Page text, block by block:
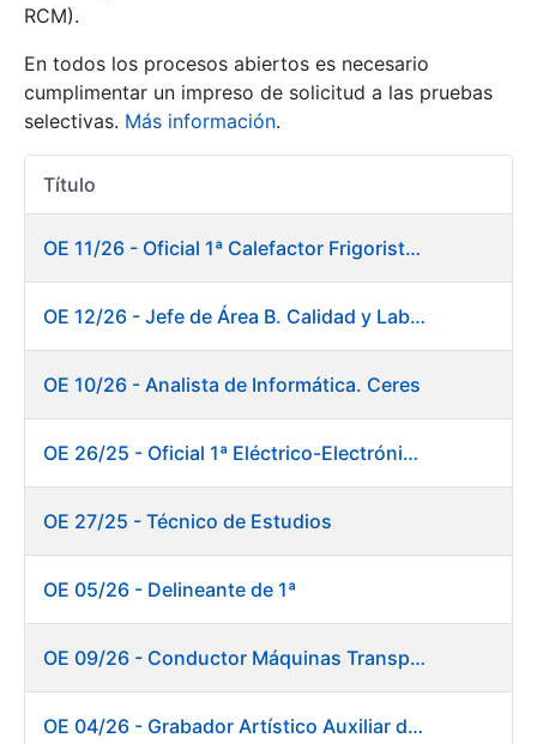
Mostrar/Ocultar
Mostrar/Ocultar
Mostrar/Ocultar
Mostrar/Ocultar
RCM).
En todos los procesos abiertos es necesario
cumplimentar un impreso de solicitud a las pruebas
selectivas. Más información.
Título
OE 11/26 - Oficial 1ª Calefactor Frigorista. Fábrica de Papel
OE 12/26 - Jefe de Área B. Calidad y Laboratorio
OE 10/26 - Analista de Informática. Ceres
OE 26/25 - Oficial 1ª Eléctrico-Electrónico. Fábrica de Papel
OE 27/25 - Técnico de Estudios
OE 05/26 - Delineante de 1ª
OE 09/26 - Conductor Máquinas Transportadoras Elevadoras. Fábrica de Papel
OE 04/26 - Grabador Artístico Auxiliar de Originales